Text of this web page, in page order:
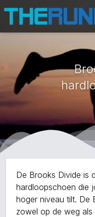
De Brooks Divide is
hardloopschoen die
hoger niveau tilt. De
zowel op de weg als